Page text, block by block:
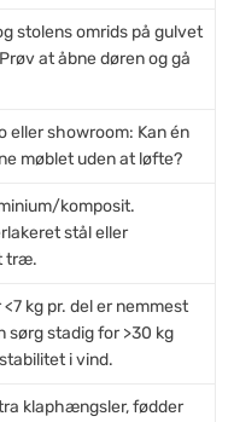
stolens omrids på gulvet
at åbne døren og gå
eller showroom: Kan én
møblet uden at løfte?
komposit.
stål eller
træ.
kg pr. del er nemmest
sørg stadig for >30 kg
i vind.
klaphængsler, fødder